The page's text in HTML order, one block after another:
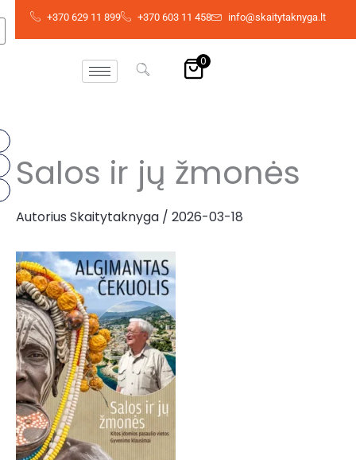
Pereiti
+370 629 11 899 +370 603 11 458 info@skaitytaknyga.lt
0
Salos ir jų žmonės
Autorius Skaitytaknyga / 2026-03-18